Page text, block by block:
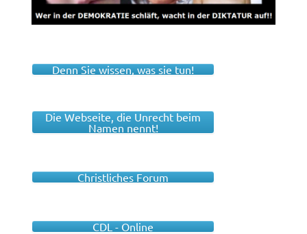
Denn Sie wissen, was sie tun!
Die Webseite, die Unrecht beim
Namen nennt!
Christliches Forum
CDL - Online